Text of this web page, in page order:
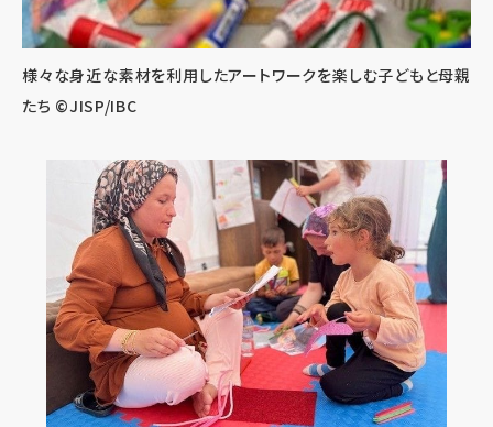
様々な身近な素材を利用したアートワークを楽しむ子どもと母親
たち ©JISP/IBC